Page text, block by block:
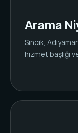
Arama
Sincik,
hizmet başlığı